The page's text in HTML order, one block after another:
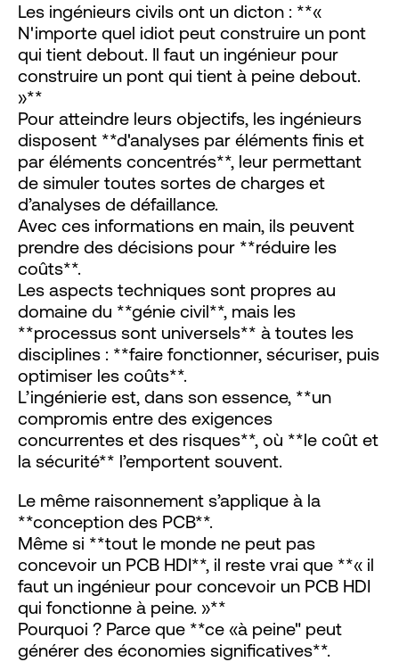
Les ingénieurs civils ont un dicton : **«
N'importe quel idiot peut construire un pont
qui tient debout. Il faut un ingénieur pour
construire un pont qui tient à peine debout.
»**
Pour atteindre leurs objectifs, les ingénieurs
disposent **d'analyses par éléments finis et
par éléments concentrés**, leur permettant
de simuler toutes sortes de charges et
d’analyses de défaillance.
Avec ces informations en main, ils peuvent
prendre des décisions pour **réduire les
coûts**.
Les aspects techniques sont propres au
domaine du **génie civil**, mais les
**processus sont universels** à toutes les
disciplines : **faire fonctionner, sécuriser, puis
optimiser les coûts**.
L’ingénierie est, dans son essence, **un
compromis entre des exigences
concurrentes et des risques**, où **le coût et
la sécurité** l’emportent souvent.
Le même raisonnement s’applique à la
**conception des PCB**.
Même si **tout le monde ne peut pas
concevoir un PCB HDI**, il reste vrai que **« il
faut un ingénieur pour concevoir un PCB HDI
qui fonctionne à peine. »**
Pourquoi ? Parce que **ce «à peine" peut
générer des économies significatives**.